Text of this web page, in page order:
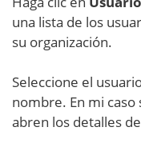
una lista de los
su organización.
Seleccione el
nombre. En mi caso
abren los detalles